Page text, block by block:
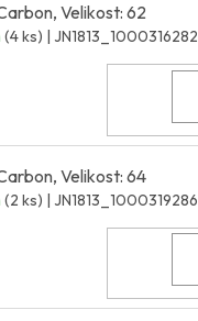
Velikost: 62
(4 ks) | JN1813_1000316282
Velikost: 64
(2 ks) | JN1813_1000319286